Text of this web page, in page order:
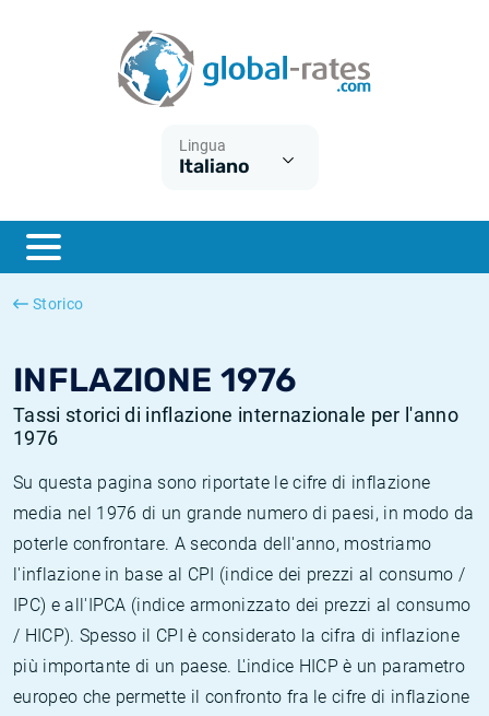
Lingua
Italiano
Storico
INFLAZIONE 1976
Tassi storici di inflazione internazionale per l'anno
1976
Su questa pagina sono riportate le cifre di inflazione
media nel 1976 di un grande numero di paesi, in modo da
poterle confrontare. A seconda dell'anno, mostriamo
l'inflazione in base al CPI (indice dei prezzi al consumo /
IPC) e all'IPCA (indice armonizzato dei prezzi al consumo
/ HICP). Spesso il CPI è considerato la cifra di inflazione
più importante di un paese. L'indice HICP è un parametro
europeo che permette il confronto fra le cifre di inflazione
ESTER
SONIA
Cos'è l'inflazione CPI?
Cos'è l'inflazione HICP?
Inflazione Italia
Inflazione Stati Uniti
Tassi storici Euribor
Tassi storici di SONIA
Tassi storici di TONAR
Calcolatore dell’inflazione